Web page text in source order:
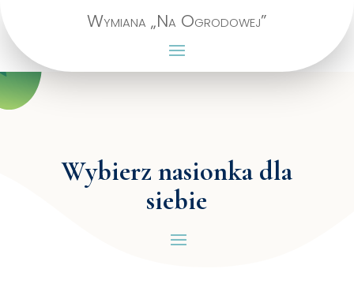
Wymiana „Na Ogrodowej”
Wybierz nasionka dla
siebie